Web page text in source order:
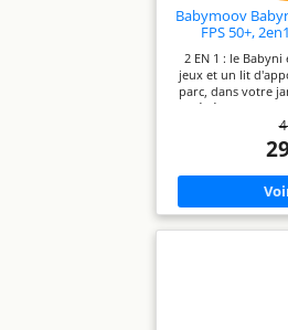
Babymoov
FPS 50+,
d'Appoint,
Intégrés,
Intérieure,
2 EN 1 : le
jeux et un lit
parc, dans votre
bébé est
jouer et faire la
: cette aire de
rayons nocifs du
toile haute
également
MOUSTIQUAIRE
Babyni a un
enfant est
tous les autres